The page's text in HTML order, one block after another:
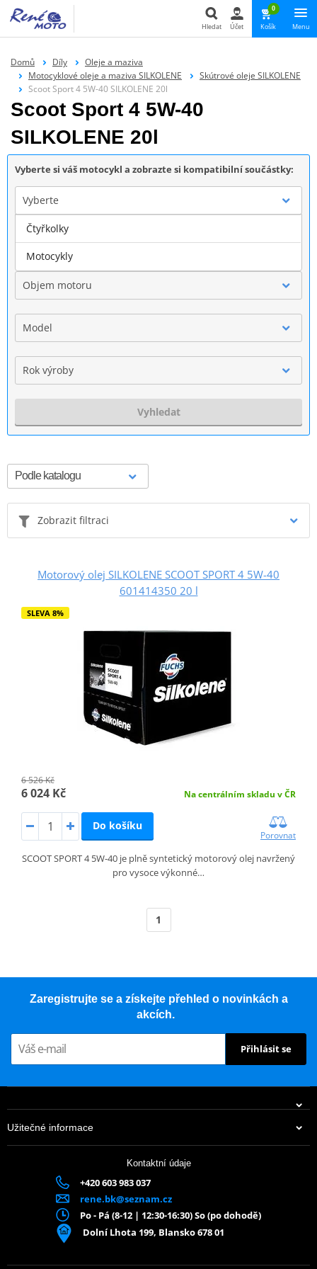
Hledat Účet
0
Košík Menu
Domů Díly
Oleje a maziva
Motocyklové oleje a maziva SILKOLENE
Skútrové oleje SILKOLENE
Scoot Sport 4 5W-40 SILKOLENE 20l
Scoot Sport 4 5W-40
SILKOLENE 20l
Vyberte si váš motocykl a zobrazte si kompatibilní součástky:
Vyberte
Značka
Objem motoru
Model
Rok výroby
Vyhledat
Zobrazit filtraci
Motorový olej SILKOLENE SCOOT SPORT 4 5W-40
601414350 20 l
SLEVA 8%
6 526 Kč
6 024 Kč Na centrálním skladu v ČR
Do košíku
Porovnat
SCOOT SPORT 4 5W-40 je plně syntetický motorový olej navržený
pro vysoce výkonné…
1
Zaregistrujte se a získejte přehled o novinkách a
akcích.
Přihlásit se
Užitečné informace
Kontaktní údaje
+420 603 983 037
rene.bk@seznam.cz
Po - Pá (8-12 | 12:30-16:30) So (po dohodě)
Dolní Lhota 199, Blansko 678 01
Čtyřkolky
Motocykly